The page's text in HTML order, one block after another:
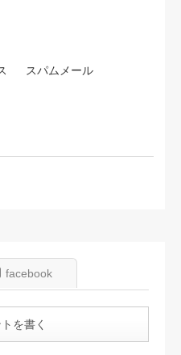
スパムメール
facebook
を書く